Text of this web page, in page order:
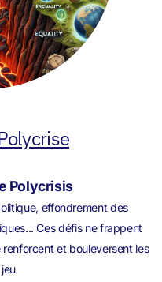
Polycrisis
effondrement des
Ces défis ne frappent
renforcent et bouleversent les